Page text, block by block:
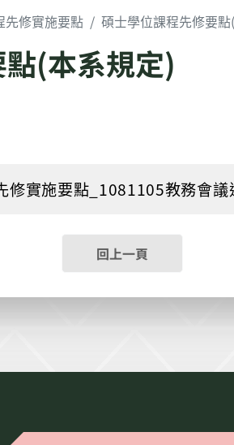
先修實施要點 碩士學位課程先修要
(本系規定)
修實施要點_1081105教務會
回上一頁